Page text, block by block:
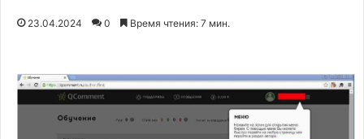
23.04.2024 0 Время чтения: 7 мин.